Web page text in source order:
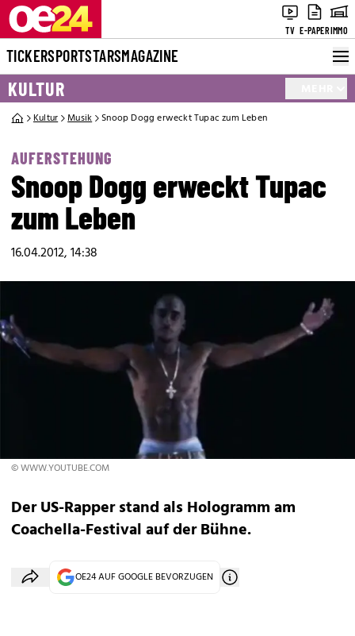
TV E-PAPERIMMO
TICKERSPORTSTARSMAGAZINE
KULTUR
Kultur Musik Snoop Dogg erweckt Tupac zum Leben
AUFERSTEHUNG
Snoop Dogg erweckt Tupac
zum Leben
16.04.2012, 14:38
© WWW.YOUTUBE.COM
Der US-Rapper stand als Hologramm am
Coachella-Festival auf der Bühne.
OE24 AUF GOOGLE BEVORZUGEN